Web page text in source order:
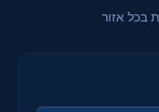
בכל אזור